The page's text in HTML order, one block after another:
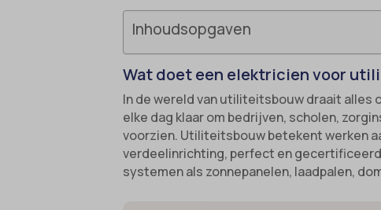
Inhoudsopgaven
Wat doet een elektricien voor
In de wereld van utiliteitsbouw draait alles
elke dag klaar om bedrijven, scholen,
voorzien. Utiliteitsbouw betekent werken
verdeelinrichting, perfect en
systemen als zonnepanelen, laadpalen,